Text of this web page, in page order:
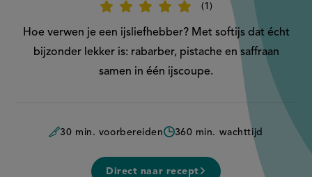
1
Beoordeel
'Rabarber-
softijs
met
pistache
'
Hoe verwen je een ijsliefhebber? Met softijs dat écht
bijzonder lekker is: rabarber, pistache en saffraan
samen in één ijscoupe.
30 min. voorbereiden 360 min. wachttijd
Direct naar recept